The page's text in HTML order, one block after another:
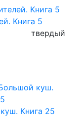
Книга 5
твердый
Книга 25